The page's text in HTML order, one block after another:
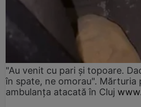
"Au venit cu pari și topoare.
în spate, ne omorau". Mărturia
ambulanţa atacată în Cluj